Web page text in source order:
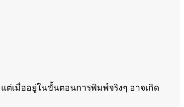
มื่ออยู่ในขั้นตอนการพิมพ์จริงๆ อาจเกิด